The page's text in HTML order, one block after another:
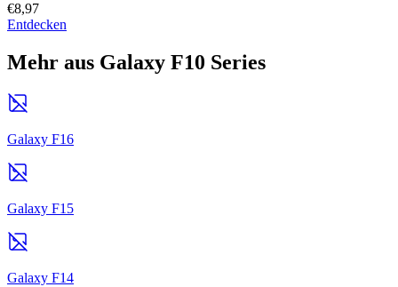
€8,97
Entdecken
Mehr aus Galaxy F10 Series
Galaxy F16
Galaxy F15
Galaxy F14